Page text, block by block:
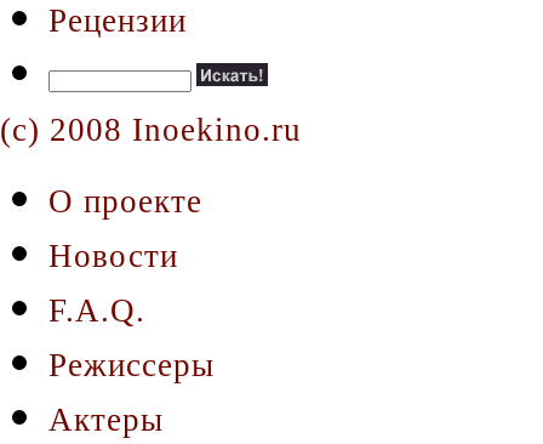
Рецензии
(c) 2008 Inoekino.ru
О проекте
Новости
F.A.Q.
Режиссеры
Актеры